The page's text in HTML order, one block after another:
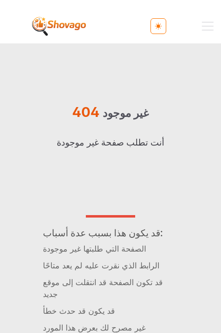
Toggle theme
404 غير موجود
أنت تطلب صفحة غير موجودة
قد يكون هذا بسبب عدة أسباب:
الصفحة التي طلبتها غير موجودة
الرابط الذي نقرت عليه لم يعد متاحًا
قد تكون الصفحة قد انتقلت إلى موقع
جديد
قد يكون قد حدث خطأ
غير مصرح لك بعرض هذا المورد